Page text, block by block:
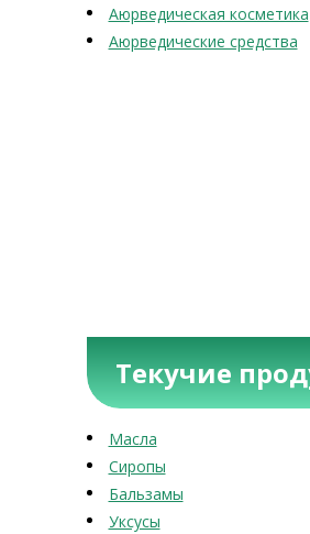
Аюрведическая косметика
Аюрведические средства
Текучие
Масла
Сиропы
Бальзамы
Уксусы